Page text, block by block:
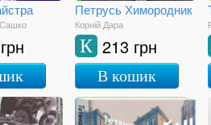
Петрусь Химородник
Корній Дара
213 грн
К
В кошик